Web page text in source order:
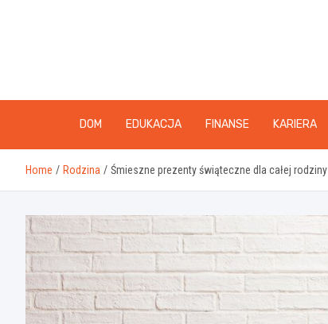
DOM EDUKACJA FINANSE KARIERA
Home Rodzina Śmieszne prezenty świąteczne dla całej rodziny